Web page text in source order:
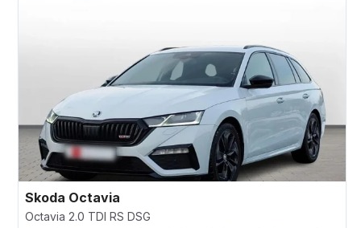
Skoda Octavia
Octavia 2.0 TDI RS DSG